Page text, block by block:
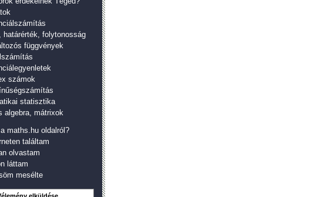
határérték, folytonosság
függvények
számok
statisztika
algebra, mátrixok
maths.hu oldalról?
találtam
olvastam
láttam
mesélte